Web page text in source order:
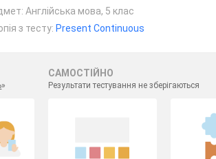
Англійська мова, 5 клас
з тесту: Present Continuous
»
САМОСТІЙНО
Результати тестування не зберігаються